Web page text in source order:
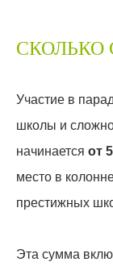
СКОЛЬКО
Участие в
школы и
начинается от
место в
престижных
Эта сумма